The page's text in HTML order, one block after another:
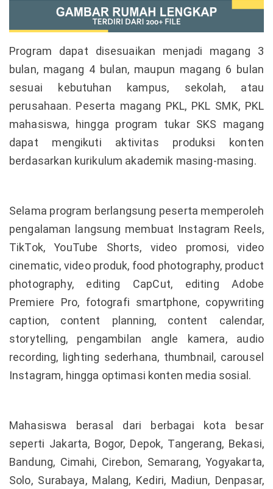
Program dapat disesuaikan menjadi magang 3
bulan, magang 4 bulan, maupun magang 6 bulan
sesuai kebutuhan kampus, sekolah, atau
perusahaan. Peserta magang PKL, PKL SMK, PKL
mahasiswa, hingga program tukar SKS magang
dapat mengikuti aktivitas produksi konten
berdasarkan kurikulum akademik masing-masing.
Selama program berlangsung peserta memperoleh
pengalaman langsung membuat Instagram Reels,
TikTok, YouTube Shorts, video promosi, video
cinematic, video produk, food photography, product
photography, editing CapCut, editing Adobe
Premiere Pro, fotografi smartphone, copywriting
caption, content planning, content calendar,
storytelling, pengambilan angle kamera, audio
recording, lighting sederhana, thumbnail, carousel
Instagram, hingga optimasi konten media sosial.
Mahasiswa berasal dari berbagai kota besar
seperti Jakarta, Bogor, Depok, Tangerang, Bekasi,
Bandung, Cimahi, Cirebon, Semarang, Yogyakarta,
Solo, Surabaya, Malang, Kediri, Madiun, Denpasar,